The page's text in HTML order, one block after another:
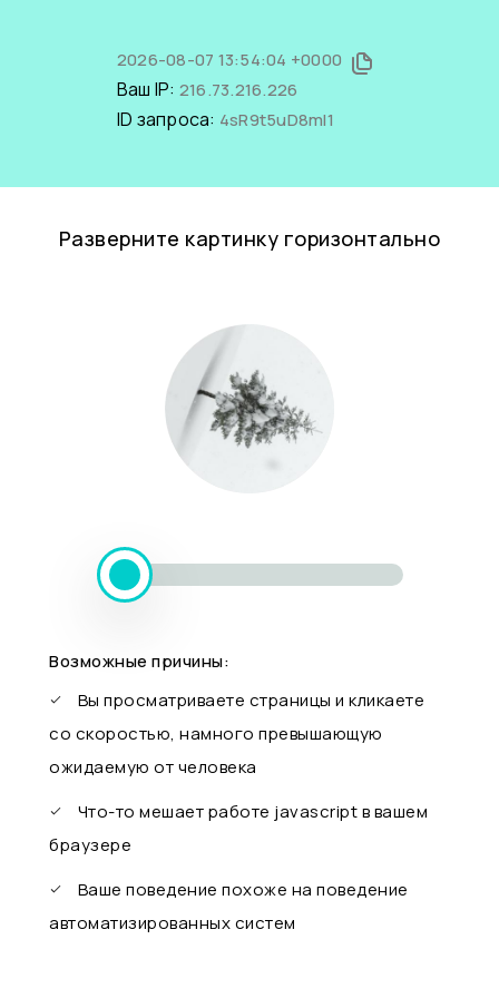
2026-08-07 13:54:04 +0000
Ваш IP: 216.73.216.226
ID запроса: 4sR9t5uD8mI1
Разверните картинку горизонтально
Возможные причины:
Вы просматриваете страницы и кликаете
со скоростью, намного превышающую
ожидаемую от человека
Что-то мешает работе javascript в вашем
браузере
Ваше поведение похоже на поведение
автоматизированных систем